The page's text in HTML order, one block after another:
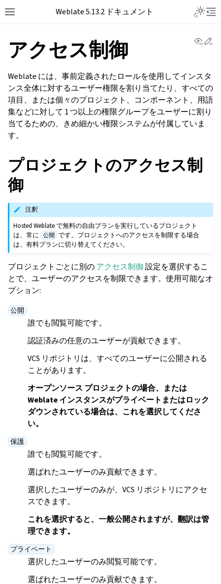
Toggle site navigation sidebar
Weblate 5.13.2 ドキュメント
アクセス制御
Weblate には、事前定義されたロールを使用してインスタ
ンス全体に対するユーザー権限を割り当てたり、すべての
項目、または個々のプロジェクト、コンポーネント、用語
集などに対して 1 つ以上の権限グループをユーザーに割り
当てるための、きめ細かい権限システムが付属していま
す。
プロジェクトのアクセス制
御
注釈
Hosted Weblate で無料の自由プランを実行しているプロジェクト
は、常に 公開 です。プロジェクトへのアクセスを制限する場合
は、有料プランに切り替えてください。
プロジェクトごとに別のアクセス制御設定を選択するこ
とで、ユーザーのアクセスを制限できます。使用可能なオ
プション:
公開
誰でも閲覧可能です。
認証済みの任意のユーザーが貢献できます。
VCS リポジトリは、すべてのユーザーに公開される
ことがあります。
オープンソース プロジェクトの場合、または
Weblate インスタンスがプライベートまたはロック
ダウンされている場合は、これを選択してくださ
い。
保護
誰でも閲覧可能です。
選ばれたユーザーのみ貢献できます。
選択したユーザーのみが、VCS リポジトリにアクセ
スできます。
これを選択すると、一般公開されますが、翻訳は管
理できます。
プライベート
選択したユーザーのみ閲覧可能です。
選ばれたユーザーのみ貢献できます。